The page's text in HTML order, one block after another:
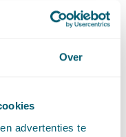
Over
advertenties te
bevoegd zijn, omdat de
het gebruik als